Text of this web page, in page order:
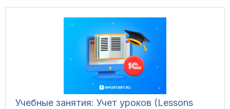
Учебные занятия: Учет уроков (Lessons